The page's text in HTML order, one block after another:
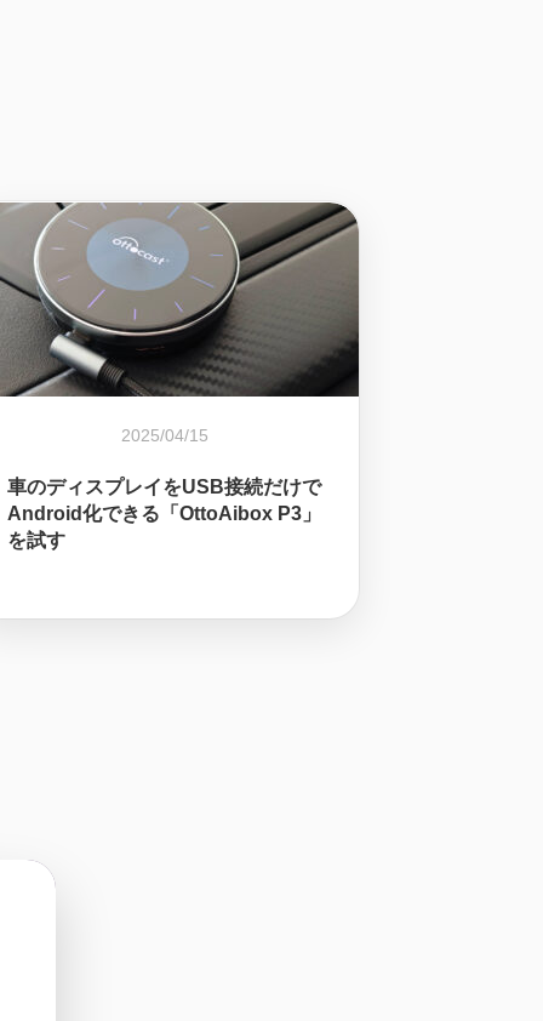
2025/04/15
車のディスプレイをUSB接続だけで
Android化できる「OttoAibox P3」
を試す